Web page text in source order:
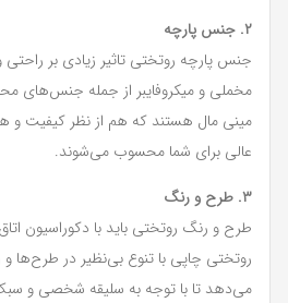
۲. جنس پارچه
جنس پارچه روتختی تاثیر زیادی بر راحتی
مخملی و میکروفایبر از جمله جنس‌های
مینی مال هستند که هم از نظر کیفیت و
عالی برای شما محسوب می‌شوند.
۳. طرح و رنگ
طرح و رنگ روتختی باید با دکوراسیون
روتختی چاپی با تنوع بی‌نظیر در طرح‌ها و
می‌دهد تا با توجه به سلیقه شخصی و سبک